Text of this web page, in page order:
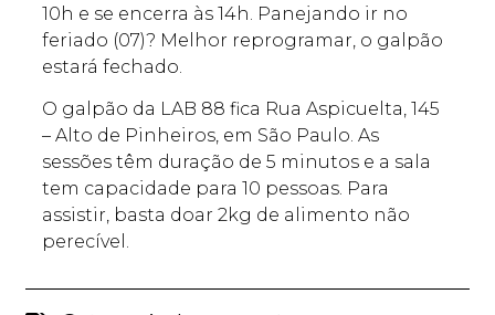
10h e se encerra às 14h. Panejando ir no
feriado (07)? Melhor reprogramar, o galpão
estará fechado.
O galpão da LAB 88 fica Rua Aspicuelta, 145
– Alto de Pinheiros, em São Paulo. As
sessões têm duração de 5 minutos e a sala
tem capacidade para 10 pessoas. Para
assistir, basta doar 2kg de alimento não
perecível.